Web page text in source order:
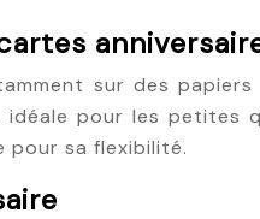
sur des
idéale pour les
pour sa flexibilité.